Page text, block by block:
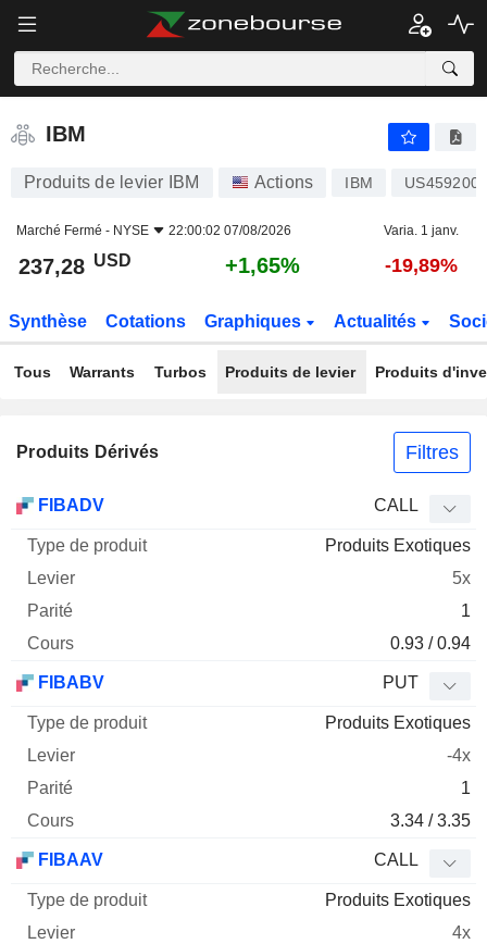
IBM
IBM
Produits de levier IBM Actions IBM
Marché Fermé - NYSE 22:00:02 07/08/2026 Varia. 1 janv.
237,28 USD +1,65% -19,89%
Synthèse Cotations Graphiques Actualités
Tous Warrants Turbos Produits de levier Produits
Produits Dérivés Filtres
Mnemo Type produit
Cours
FIBADV CALL
Produits Exotiques
5x
1
0.93 / 0.94
FIBABV PUT
Produits Exotiques
-4x
1
3.34 / 3.35
FIBAAV CALL
Produits Exotiques
4x